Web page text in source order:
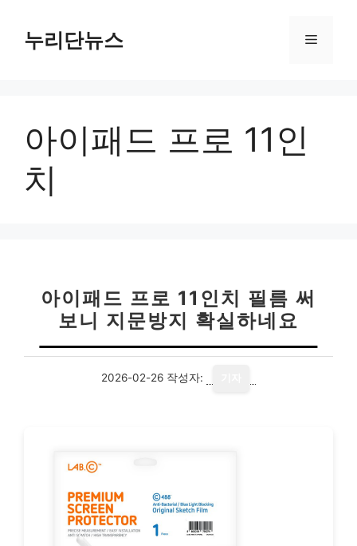
누리단뉴스 메
아이패드 프로 11인
치
아이패드 프로 11인치 필름 써
보니 지문방지 확실하네요
2026-02-26 작성자: